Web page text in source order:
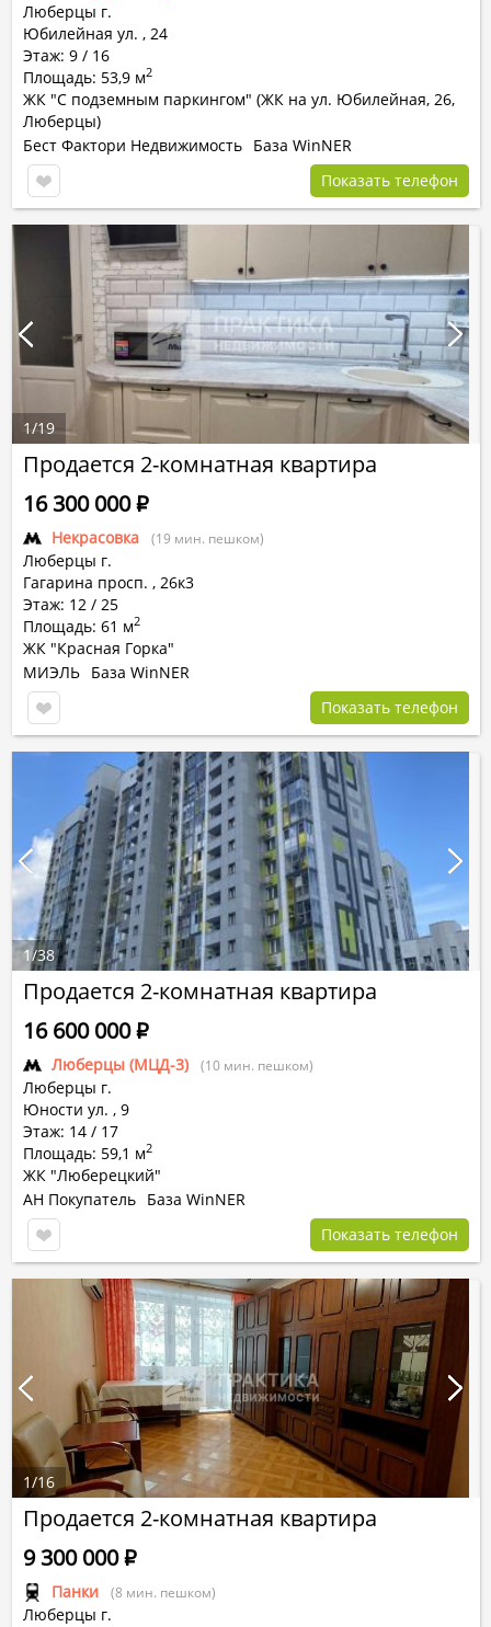
Люберцы г.
Юбилейная ул. , 24
Этаж: 9 / 16
Площадь: 53,9 м2
ЖК "C подземным паркингом" (ЖК на ул. Юбилейная, 26,
Люберцы)
Бест Фактори Недвижимость База WinNER
Показать телефон
Продается 2-комнатная квартира
Некрасовка (19 мин. пешком)
Люберцы г.
Гагарина просп. , 26к3
Этаж: 12 / 25
Площадь: 61 м2
ЖК "Красная Горка"
16 300 000Р
МИЭЛЬ База WinNER
Показать телефон
1/19
Продается 2-комнатная квартира
Люберцы (МЦД-3) (10 мин. пешком)
Люберцы г.
Юности ул. , 9
Этаж: 14 / 17
Площадь: 59,1 м2
ЖК "Люберецкий"
16 600 000Р
АН Покупатель База WinNER
Показать телефон
1/38
Продается 2-комнатная квартира
Панки (8 мин. пешком)
Люберцы г.
9 300 000Р
1/16